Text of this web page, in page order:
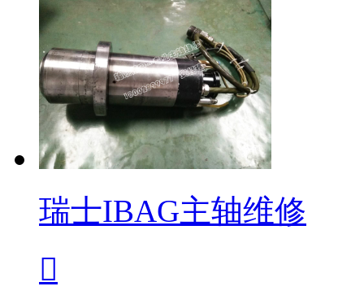
瑞士IBAG主轴维修
